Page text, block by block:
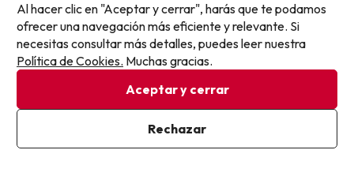
Opiniones sobre buscounchollo.com
Trustpilot BuscoUnChollo.com
Al hacer clic en "Aceptar y cerrar", harás que te podamos
ofrecer una navegación más eficiente y relevante. Si
necesitas consultar más detalles, puedes leer nuestra
Política de Cookies. Muchas gracias.
Aceptar y cerrar
Rechazar